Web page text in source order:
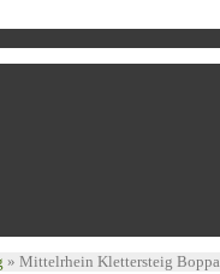
» Mittelrhein Klettersteig